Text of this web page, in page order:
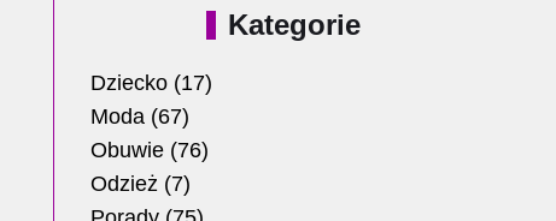
Kategorie
Dziecko(17)
Moda(67)
Obuwie(76)
Odzież(7)